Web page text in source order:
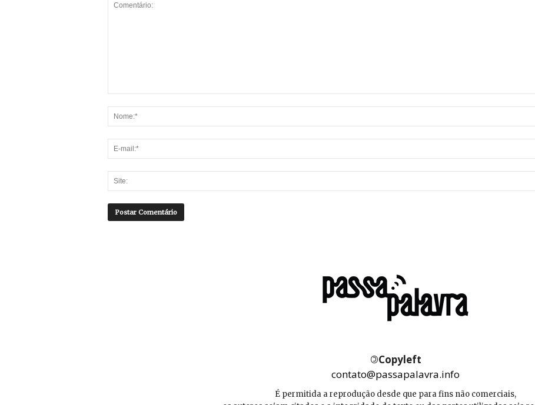
©Copyleft
contato@passapalavra.info
É permitida a reprodução desde que para fins não comerciais,